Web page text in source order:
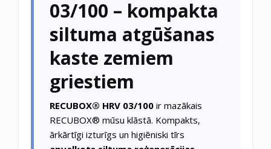
03/100 – kompakta
siltuma atgūšanas
kaste zemiem
griestiem
RECUBOX® HRV 03/100 ir mazākais
RECUBOX® mūsu klāstā. Kompakts,
ārkārtīgi izturīgs un higiēniski tīrs